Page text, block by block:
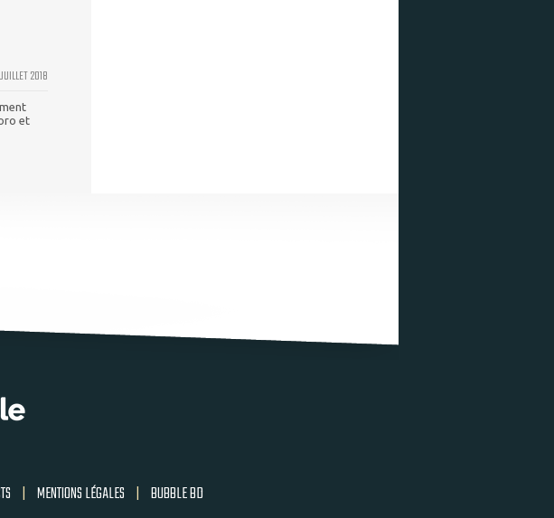
2018
et
| MENTIONS LÉGALES | BUBBLE BD